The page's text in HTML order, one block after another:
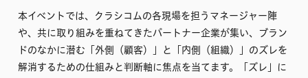
本イベントでは、クラシコムの各現場を担うマネージャー陣
や、共に取り組みを重ねてきたパートナー企業が集い、ブラン
ドのなかに潜む「外側（顧客）」と「内側（組織）」のズレを
解消するための仕組みと判断軸に焦点を当てます。「ズレ」に